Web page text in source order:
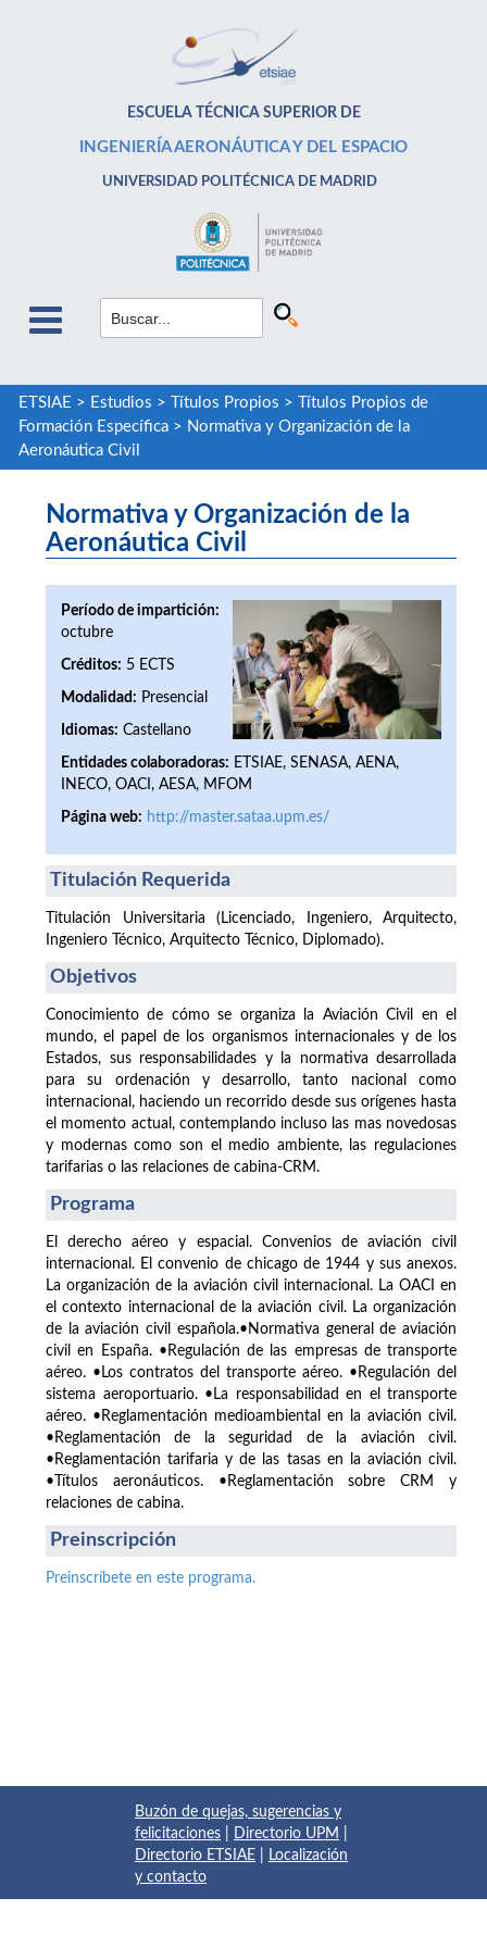
ESCUELA TÉCNICA SUPERIOR DE
INGENIERÍA AERONÁUTICA Y DEL ESPACIO
UNIVERSIDAD POLITÉCNICA DE MADRID
ETSIAE > Estudios > Títulos Propios >
Títulos Propios de
Formación Específica> Normativa y Organización de la
Aeronáutica Civil
Normativa y Organización de la
Aeronáutica Civil
Período de impartición:
octubre
Créditos: 5 ECTS
Modalidad: Presencial
Idiomas: Castellano
Entidades colaboradoras: ETSIAE, SENASA, AENA,
INECO, OACI, AESA, MFOM
Página web: http://master.sataa.upm.es/
Titulación Requerida
Titulación Universitaria (Licenciado, Ingeniero, Arquitecto,
Ingeniero Técnico, Arquitecto Técnico, Diplomado).
Objetivos
Conocimiento de cómo se organiza la Aviación Civil en el
mundo, el papel de los organismos internacionales y de los
Estados, sus responsabilidades y la normativa desarrollada
para su ordenación y desarrollo, tanto nacional como
internacional, haciendo un recorrido desde sus orígenes hasta
el momento actual, contemplando incluso las mas novedosas
y modernas como son el medio ambiente, las regulaciones
tarifarias o las relaciones de cabina-CRM.
Programa
El derecho aéreo y espacial. Convenios de aviación civil
internacional. El convenio de chicago de 1944 y sus anexos.
La organización de la aviación civil internacional. La OACI en
el contexto internacional de la aviación civil. La organización
de la aviación civil española.•Normativa general de aviación
civil en España. •Regulación de las empresas de transporte
aéreo. •Los contratos del transporte aéreo. •Regulación del
sistema aeroportuario. •La responsabilidad en el transporte
aéreo. •Reglamentación medioambiental en la aviación civil.
•Reglamentación de la seguridad de la aviación civil.
•Reglamentación tarifaria y de las tasas en la aviación civil.
•Títulos aeronáuticos. •Reglamentación sobre CRM y
relaciones de cabina.
Preinscripción
Preinscríbete en este programa.
Buzón de quejas, sugerencias y
felicitaciones
Directorio UPM
Directorio ETSIAE
Localización
y contacto